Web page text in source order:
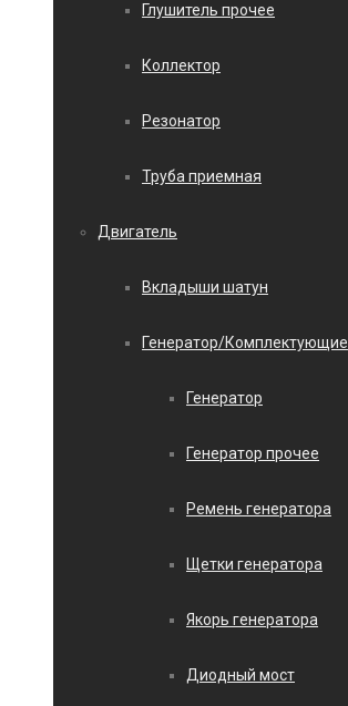
Глушитель прочее
Коллектор
Резонатор
Труба приемная
Двигатель
Вкладыши шатун
Генератор/Комплектующие
Генератор
Генератор прочее
Ремень генератора
Щетки генератора
Якорь генератора
Диодный мост